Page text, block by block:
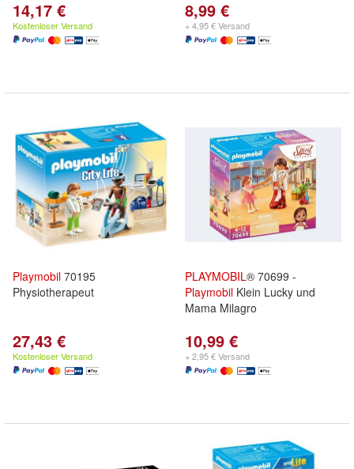
14,17 €
Kostenloser Versand
8,99 €
+ 4,95 € Versand
Playmobil 70195
Physiotherapeut
27,43 €
Kostenloser Versand
PLAYMOBIL® 70699 -
Playmobil Klein Lucky und
Mama Milagro
10,99 €
+ 2,95 € Versand